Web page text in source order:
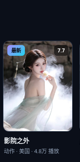
最新 7.7
影院之外
动作· 美国· 4.8万播放